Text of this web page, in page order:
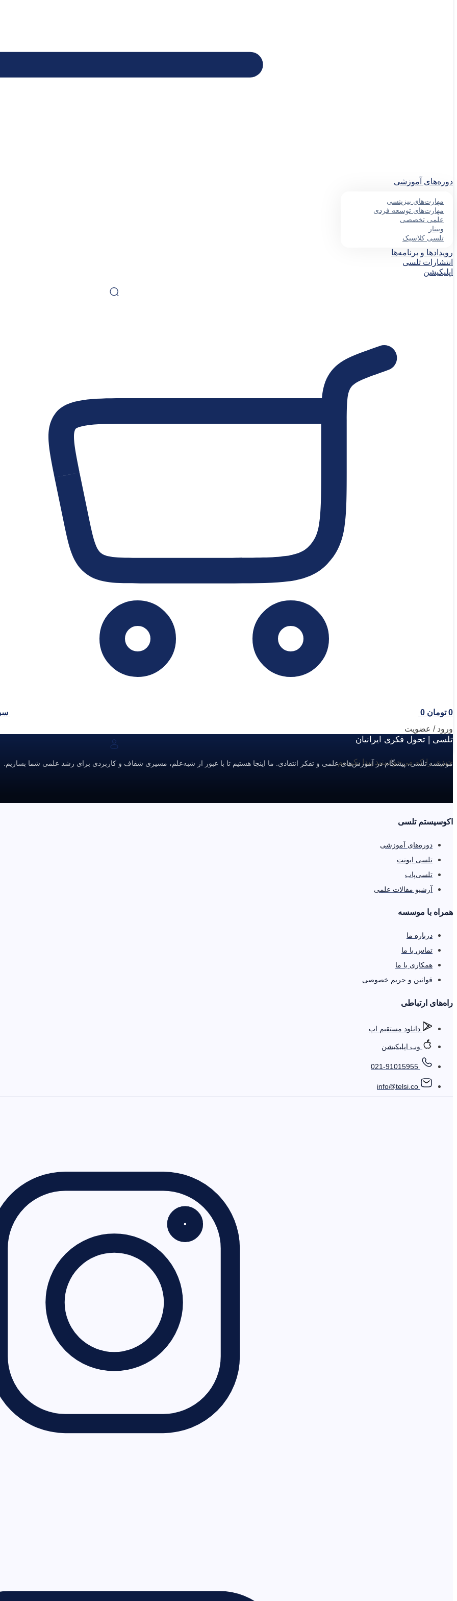
دوره‌های آموزشی
مهارت‌های بیزینسی
مهارت‌های توسعه فردی
علمی تخصصی
وبینار
تلسی کلاسیک
رویدادها و برنامه‌ها
انتشارات تلسی
اپلیکیشن
0 تومان 0
ورود / عضویت
چیزی را که می‌خواستید پیدا نکردیم.
تلسی | تحول فکری ایرانیان
موسسه تلسی، پیشگام در آموزش‌های علمی و تفکر انتقادی. ما اینجا هستیم تا با عبور از شبه‌علم، مسیری شفاف و کاربردی برای رشد علمی شما بسازیم.
اکوسیستم تلسی
دوره‌های آموزشی
تلسی ایونت
تلسی‌پاب
آرشیو مقالات علمی
همراه با موسسه
درباره ما
تماس با ما
همکاری با ما
قوانین و حریم خصوصی
را‌ه‌های ارتباطی
دانلود مستقیم اپ
وب اپلیکیشن
021-91015955
info@telsi.co